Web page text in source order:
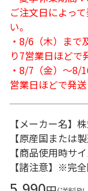
ご注文日によっ
い。
・8/6（木）ま
り7営業日ほどで
・8/7（金）～8/
営業日ほどで発送
【メーカー名】
【原産国または
【商品使用時サ
【諸注意】※完